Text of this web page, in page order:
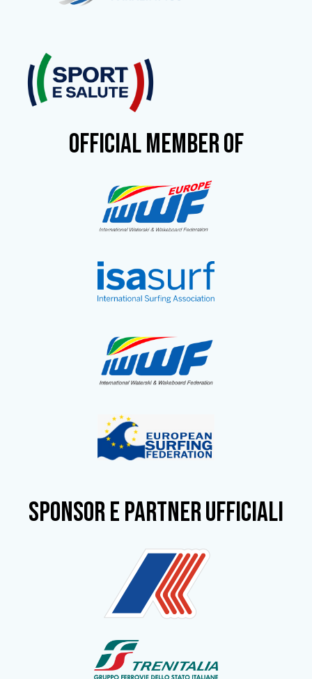
OFFICIAL MEMBER OF
SPONSOR e partner ufficiali